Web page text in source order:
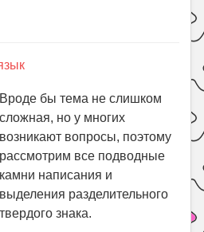
Вроде бы тема не слишком
сложная, но у многих
возникают вопросы, поэтому
рассмотрим все подводные
камни написания и
выделения разделительного
твердого знака.